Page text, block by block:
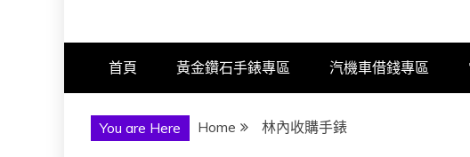
首頁 黃金鑽石手錶專區 汽機車借錢專區
You are Here Home 林內收購手錶